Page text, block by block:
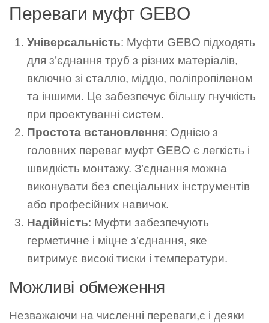
Переваги муфт GEBO
Універсальність: Муфти GEBO підходять
для з’єднання труб з різних матеріалів,
включно зі сталлю, міддю, поліпропіленом
та іншими. Це забезпечує більшу гнучкість
при проектуванні систем.
Простота встановлення: Однією з
головних переваг муфт GEBO є легкість і
швидкість монтажу. З’єднання можна
виконувати без спеціальних інструментів
або професійних навичок.
Надійність: Муфти забезпечують
герметичне і міцне з’єднання, яке
витримує високі тиски і температури.
Можливі обмеження
Незважаючи на численні переваги,є і деяки